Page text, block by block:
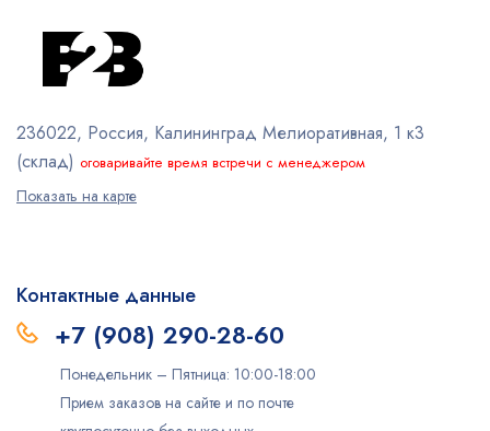
236022, Россия, Калининград Мелиоративная, 1 к3
(склад) оговаривайте время встречи с менеджером
Показать на карте
Контактные данные
+7 (908) 290-28-60
Понедельник – Пятница: 10:00-18:00
Прием заказов на сайте и по почте